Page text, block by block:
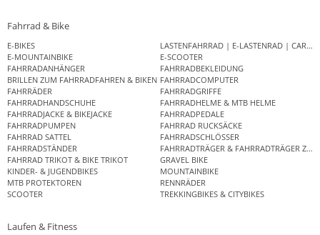
Fahrrad & Bike
E-BIKES
LASTENFAHRRAD | E-LASTENRAD |
E-MOUNTAINBIKE
E-SCOOTER
FAHRRADANHÄNGER
FAHRRADBEKLEIDUNG
BRILLEN ZUM FAHRRADFAHREN & BIKEN FAHRRADCOMPUTER
FAHRRÄDER
FAHRRADGRIFFE
FAHRRADHANDSCHUHE
FAHRRADHELME & MTB HELME
FAHRRADJACKE & BIKEJACKE
FAHRRADPEDALE
FAHRRADPUMPEN
FAHRRAD RUCKSÄCKE
FAHRRAD SATTEL
FAHRRADSCHLÖSSER
FAHRRADSTÄNDER
FAHRRADTRÄGER & FAHRRADTRÄGER
FAHRRAD TRIKOT & BIKE TRIKOT
GRAVEL BIKE
KINDER- & JUGENDBIKES
MOUNTAINBIKE
MTB PROTEKTOREN
RENNRÄDER
SCOOTER
TREKKINGBIKES & CITYBIKES
Laufen & Fitness